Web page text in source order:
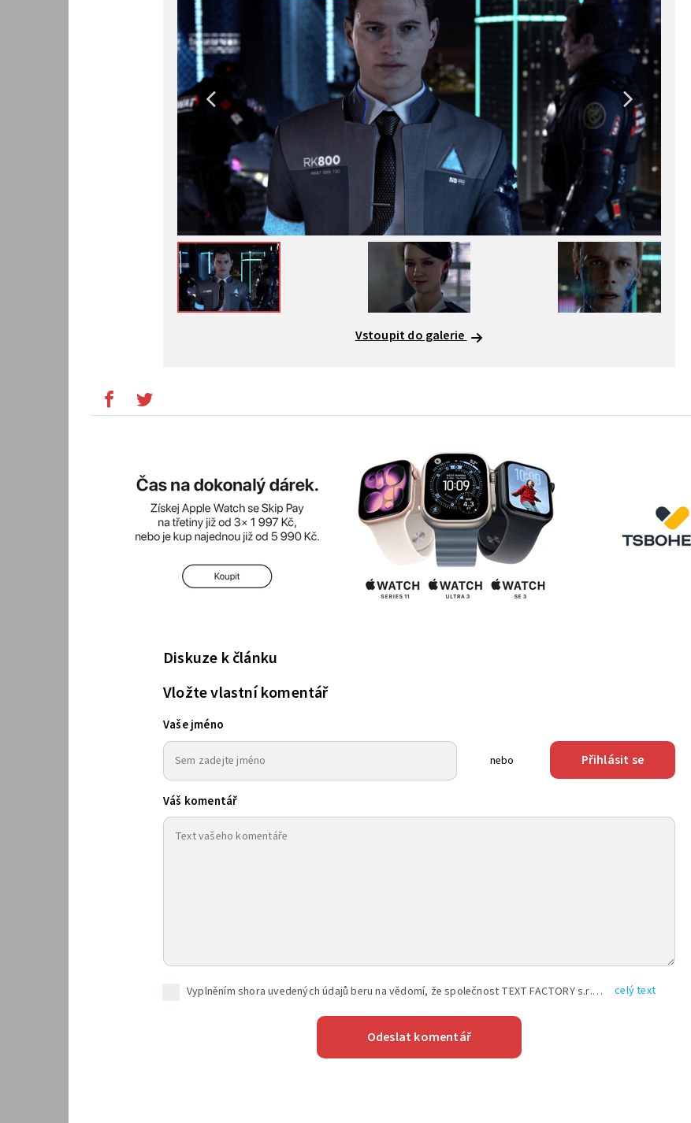
Vstoupit do galerie
Diskuze k článku
Vložte vlastní komentář
Vaše jméno
nebo Přihlásit se
Váš komentář
Vyplněním shora uvedených údajů beru na vědomí, že společnost TEXT FACTORY s.r.o., sídlem Brno, Durďákova 336/29, Černá Pole, PSČ: 613 00, IČ: 06157831, zapsané u Krajského soudu v Brně, oddíl C, vložka 100399, bude zpracovávat mé osobní údaje uvedené v rámci mnou vyplněného registračního formuláře na základě oprávněných zájmů TEXT FACTORY s.r.o. dle čl. 6 odst. 1 písm. f) GDPR a pro splnění právních povinností (čl. 6 odst. 1 písm. c) GDPR), a to pro tyto účely: nezbytnost zajistit oprávnění návštěvníka webových stránek provozovaných společností TEXT FACTORY s.r.o. přispívat aktivně ke zveřejněným článkům nebo v rámci diskusních fór a výkon práv TEXT FACTORY s.r.o. jako administrátora těchto diskusních fór. Více informací o zpracování osobních údajů a právech lze nalézt v celý text